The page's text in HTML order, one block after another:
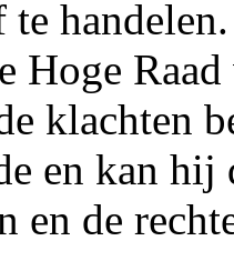
te
Hoge
klachten
en kan hij
en de